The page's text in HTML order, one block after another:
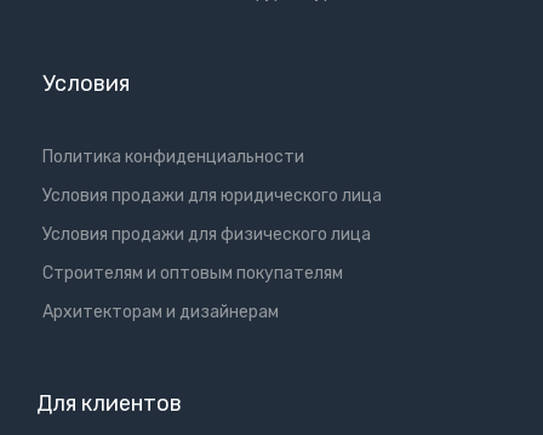
Условия
Политика конфиденциальности
Условия продажи для юридического лица
Условия продажи для физического лица
Cтроителям и оптовым покупателям
Aрхитекторам и дизайнерам
Для клиентов